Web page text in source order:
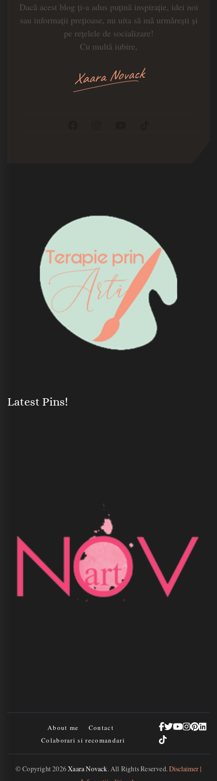
Dacă acest blog ți-a adus puțină inspirație, idei noi
sau informații prețioase, nu uita să mă urmărești și
pe rețelele de socializare!
Cu multă iubire,
Xaara Novack
Latest Pins!
About me
Contact
Colaborari si recomandari
© Copyright 2026Xaara Novack. All Rights Reserved.Disclaimer |